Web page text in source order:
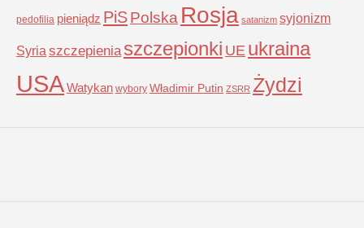
pedofilia pieniądz PiSPolska Rosja satanizm syjonizm
Syria szczepienia szczepionki UE ukraina
USAWatykan wybory Władimir Putin ZSRR Żydzi